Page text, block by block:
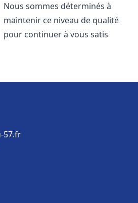
Nous sommes déterminés à
maintenir ce niveau de qualité
pour continuer à vous satis
57.fr